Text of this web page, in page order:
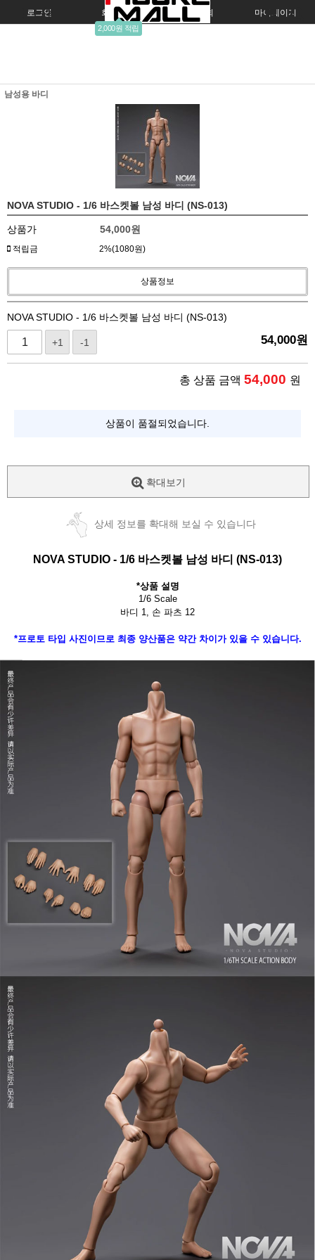
로그인 회원가입
2,000원 적립
주문조회 마이페이지
남성용 바디
NOVA STUDIO - 1/6 바스켓볼 남성 바디 (NS-013)
상품가 54,000원
적립금 2%(1080원)
상품정보
NOVA STUDIO - 1/6 바스켓볼 남성 바디 (NS-013)
+1 -1 54,000원
총 상품 금액 54,000 원
상품이 품절되었습니다.
확대보기
상세 정보를 확대해 보실 수 있습니다
NOVA STUDIO - 1/6 바스켓볼 남성 바디 (NS-013)
*상품 설명
1/6 Scale
바디 1, 손 파츠 12
*프로토 타입 사진이므로 최종 양산품은 약간 차이가 있을 수 있습니다.